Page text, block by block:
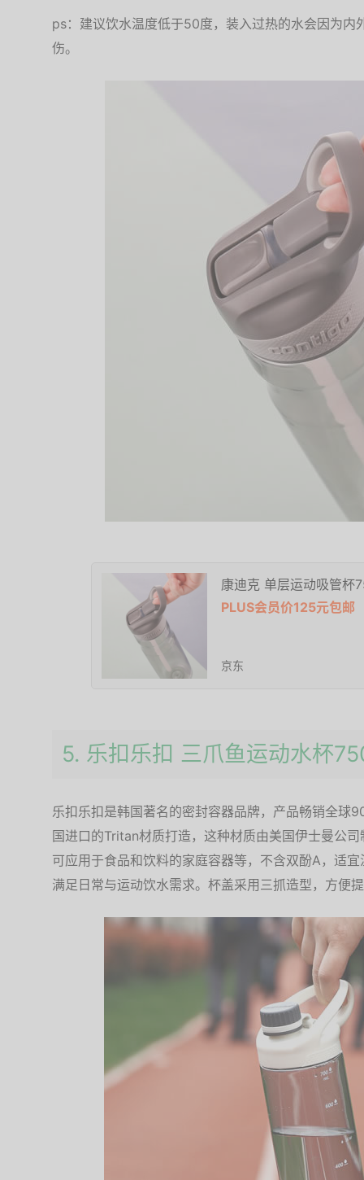
ps：建议饮水温度低于50度，装入过热的水会因为内
伤。
康迪克 单层运动吸管杯
PLUS会员价125元包邮
京东
5. 乐扣乐扣 三爪鱼运动水杯
乐扣乐扣是韩国著名的密封容器品牌，产品畅销全球
国进口的Tritan材质打造，这种材质由美国伊士曼公
可应用于食品和饮料的家庭容器等，不含双酚A，适
满足日常与运动饮水需求。杯盖采用三抓造型，方便